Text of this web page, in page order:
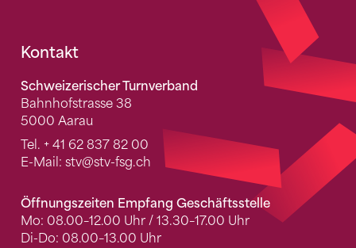
Fusszeile
Kontakt
Schweizerischer Turnverband
Bahnhofstrasse 38
5000 Aarau
Tel. + 41 62 837 82 00
E-Mail: stv@stv-fsg.ch
Öffnungszeiten Empfang Geschäftsstelle
Mo: 08.00–12.00 Uhr / 13.30–17.00 Uhr
Di-Do: 08.00–13.00 Uhr